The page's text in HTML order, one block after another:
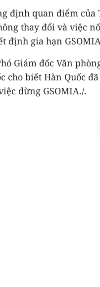
định quan điểm của
thay đổi và việc
định gia hạn
Giám đốc Văn
cho biết Hàn Quốc
dừng GSOMIA./.